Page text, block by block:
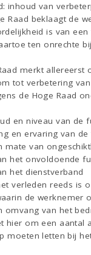
inhoud van
Raad beklaagt de
is van
ten onrechte
merkt allereerst
tot verbetering
de Hoge Raad
en niveau van de
en ervaring van
mate van
het onvoldoende
het dienstverband
verleden reeds is
de werknemer
omvang van het
hier om een aantal
moeten letten bij